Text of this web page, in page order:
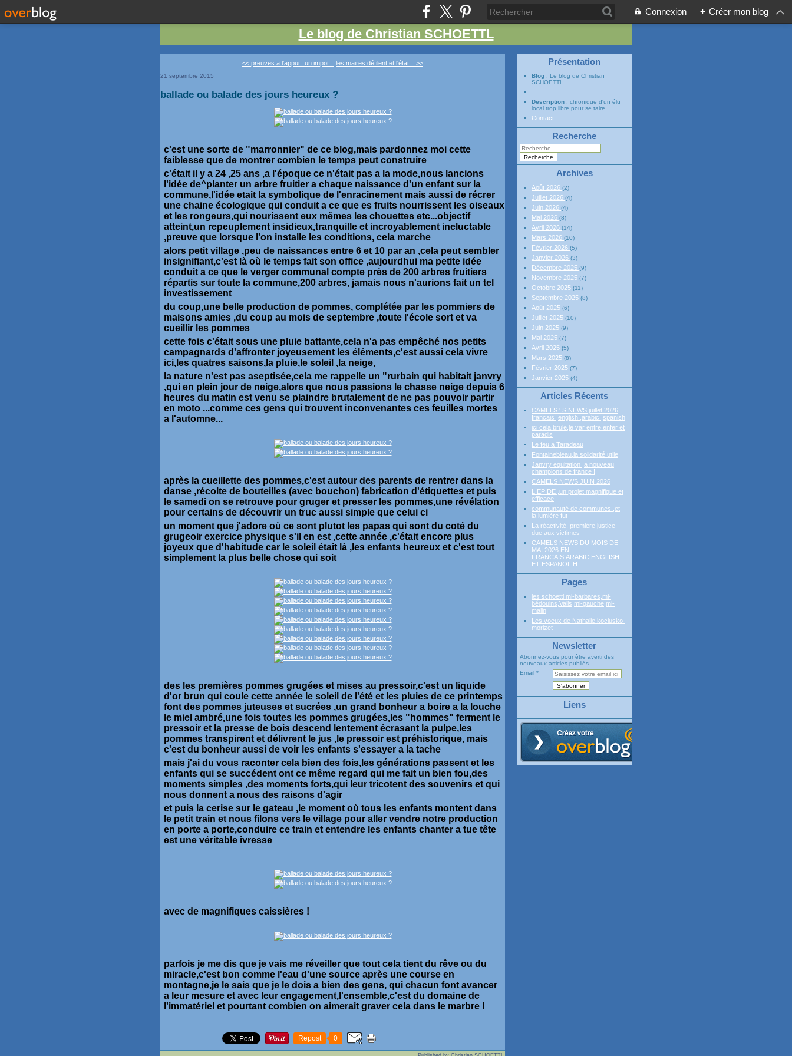
Connexion + Créer mon blog
Le blog de Christian SCHOETTL
<< preuves a l'appui : un impot... les maires défilent et l'état... >>
21 septembre 2015
ballade ou balade des jours heureux ?
c'est une sorte de "marronnier" de ce blog,mais pardonnez moi cette
faiblesse que de montrer combien le temps peut construire
c'était il y a 24 ,25 ans ,a l'époque ce n'était pas a la mode,nous lancions
l'idée de^planter un arbre fruitier a chaque naissance d'un enfant sur la
commune,l'idée etait la symbolique de l'enracinement mais aussi de récrer
une chaine écologique qui conduit a ce que es fruits nourrissent les oiseaux
et les rongeurs,qui nourissent eux mêmes les chouettes etc...objectif
atteint,un repeuplement insidieux,tranquille et incroyablement ineluctable
,preuve que lorsque l'on installe les conditions, cela marche
alors petit village ,peu de naissances entre 6 et 10 par an ,cela peut sembler
insignifiant,c'est là où le temps fait son office ,aujourdhui ma petite idée
conduit a ce que le verger communal compte près de 200 arbres fruitiers
répartis sur toute la commune,200 arbres, jamais nous n'aurions fait un tel
investissement
du coup,une belle production de pommes, complétée par les pommiers de
maisons amies ,du coup au mois de septembre ,toute l'école sort et va
cueillir les pommes
cette fois c'était sous une pluie battante,cela n'a pas empêché nos petits
campagnards d'affronter joyeusement les éléments,c'est aussi cela vivre
ici,les quatres saisons,la pluie,le soleil ,la neige,
la nature n'est pas aseptisée,cela me rappelle un "rurbain qui habitait janvry
,qui en plein jour de neige,alors que nous passions le chasse neige depuis 6
heures du matin est venu se plaindre brutalement de ne pas pouvoir partir
en moto ...comme ces gens qui trouvent inconvenantes ces feuilles mortes
a l'automne...
après la cueillette des pommes,c'est autour des parents de rentrer dans la
danse ,récolte de bouteilles (avec bouchon) fabrication d'étiquettes et puis
le samedi on se retrouve pour gruger et presser les pommes,une révélation
pour certains de découvrir un truc aussi simple que celui ci
un moment que j'adore où ce sont plutot les papas qui sont du coté du
grugeoir exercice physique s'il en est ,cette année ,c'était encore plus
joyeux que d'habitude car le soleil était là ,les enfants heureux et c'est tout
simplement la plus belle chose qui soit
des les premières pommes grugées et mises au pressoir,c'est un liquide
d'or brun qui coule cette année le soleil de l'été et les pluies de ce printemps
font des pommes juteuses et sucrées ,un grand bonheur a boire a la louche
le miel ambré,une fois toutes les pommes grugées,les "hommes" ferment le
pressoir et la presse de bois descend lentement écrasant la pulpe,les
pommes transpirent et délivrent le jus ,le pressoir est préhistorique, mais
c'est du bonheur aussi de voir les enfants s'essayer a la tache
mais j'ai du vous raconter cela bien des fois,les générations passent et les
enfants qui se succédent ont ce même regard qui me fait un bien fou,des
moments simples ,des moments forts,qui leur tricotent des souvenirs et qui
nous donnent a nous des raisons d'agir
et puis la cerise sur le gateau ,le moment où tous les enfants montent dans
le petit train et nous filons vers le village pour aller vendre notre production
en porte a porte,conduire ce train et entendre les enfants chanter a tue tête
est une véritable ivresse
avec de magnifiques caissières !
parfois je me dis que je vais me réveiller que tout cela tient du rêve ou du
miracle,c'est bon comme l'eau d'une source après une course en
montagne,je le sais que je le dois a bien des gens, qui chacun font avancer
a leur mesure et avec leur engagement,l'ensemble,c'est du domaine de
l'immatériel et pourtant combien on aimerait graver cela dans le marbre !
Repost 0
Présentation
Blog : Le blog de Christian
SCHOETTL
Description : chronique d'un élu
local trop libre pour se taire
Contact
Recherche
Archives
Août 2026 (2)
Juillet 2026 (4)
Juin 2026 (4)
Mai 2026 (8)
Avril 2026 (14)
Mars 2026 (10)
Février 2026 (5)
Janvier 2026 (3)
Décembre 2025 (9)
Novembre 2025 (7)
Octobre 2025 (11)
Septembre 2025 (8)
Août 2025 (6)
Juillet 2025 (10)
Juin 2025 (9)
Mai 2025 (7)
Avril 2025 (5)
Mars 2025 (8)
Février 2025 (7)
Janvier 2025 (4)
Articles Récents
CAMELS ' S NEWS juillet 2026
francais ,english ,arabic ,spanish
ici cela brule,le var entre enfer et
paradis
Le feu a Taradeau
Fontainebleau,la solidarité utile
Janvry equitation ,a nouveau
champions de france !
CAMELS NEWS JUIN 2026
L EPIDE ,un projet magnifique et
efficace
communauté de communes ,et
la lumière fut
La réactivité, première justice
due aux victimes
CAMELS NEWS DU MOIS DE
MAI 2026 EN
FRANCAIS,ARABIC,ENGLISH
ET ESPANOL H
Pages
les schoettl mi-barbares,mi-
bédouins,Valls,mi-gauche,mi-
malin
Les voeux de Nathalie kociusko-
morizet
Newsletter
Abonnez-vous pour être averti des
nouveaux articles publiés.
Email
Liens